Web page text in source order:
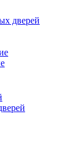
дверей